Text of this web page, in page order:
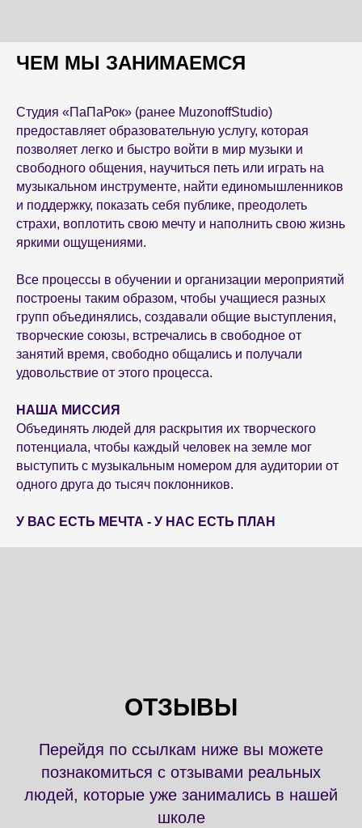
ЧЕМ МЫ ЗАНИМАЕМСЯ
Студия «ПаПаРок» (ранее MuzonoffStudio)
предоставляет образовательную услугу, которая
позволяет легко и быстро войти в мир музыки и
свободного общения, научиться петь или играть на
музыкальном инструменте, найти единомышленников
и поддержку, показать себя публике, преодолеть
страхи, воплотить свою мечту и наполнить свою жизнь
яркими ощущениями.
Все процессы в обучении и организации мероприятий
построены таким образом, чтобы учащиеся разных
групп объединялись, создавали общие выступления,
творческие союзы, встречались в свободное от
занятий время, свободно общались и получали
удовольствие от этого процесса.
НАША МИССИЯ
Объединять людей для раскрытия их творческого
потенциала, чтобы каждый человек на земле мог
выступить с музыкальным номером для аудитории от
одного друга до тысяч поклонников.
У ВАС ЕСТЬ МЕЧТА - У НАС ЕСТЬ ПЛАН
ОТЗЫВЫ
Перейдя по ссылкам ниже вы можете
познакомиться с отзывами реальных
людей, которые уже занимались в нашей
школе